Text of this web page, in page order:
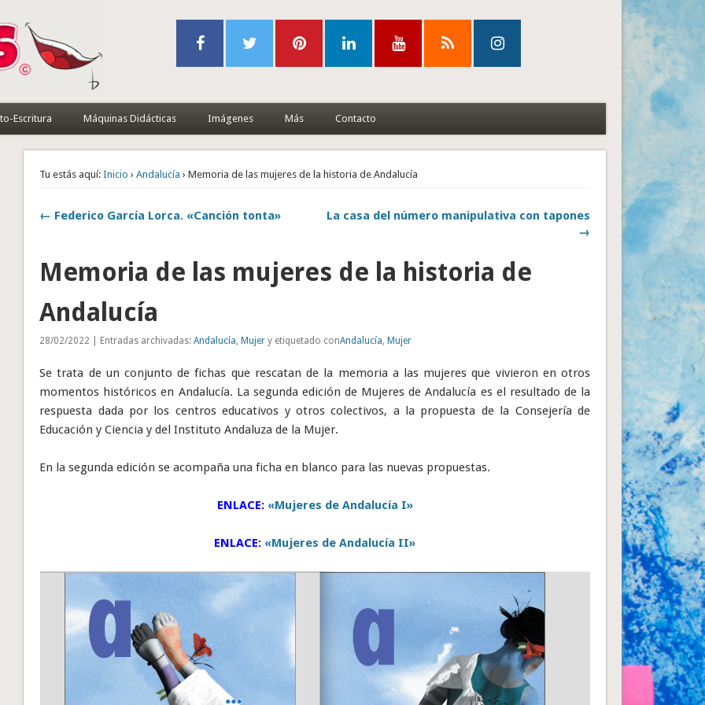
Escritura Máquinas Didácticas Imágenes Más Contacto
Tu estás aquí: Inicio ›Andalucía › Memoria de las mujeres de la historia de Andalucía
← Federico García Lorca. «Canción tonta»
La casa del número manipulativa con tapones
→
Memoria de las mujeres de la historia de
Andalucía
28/02/2022 | Entradas archivadas:Andalucía,Mujer y etiquetado conAndalucía,Mujer
Se trata de un conjunto de fichas que rescatan de la memoria a las mujeres que vivieron en otros
momentos históricos en Andalucía. La segunda edición de Mujeres de Andalucía es el resultado de la
respuesta dada por los centros educativos y otros colectivos, a la propuesta de la Consejería de
Educación y Ciencia y del Instituto Andaluza de la Mujer.
En la segunda edición se acompaña una ficha en blanco para las nuevas propuestas.
ENLACE: «Mujeres de Andalucía I»
ENLACE: «Mujeres de Andalucía II»